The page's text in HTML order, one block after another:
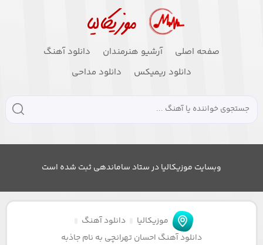
صفحه اصلی آرشیو هنرمندان
دانلود آهنگ
دانلود ریمیکس
دانلود مداحی
وبسایت موزیکالیا در ستاد ساماندهی ثبت شده است
موزیکالیا
دانلود آهنگ
دانلود آهنگ احسان تهرانچی به نام جاذبه